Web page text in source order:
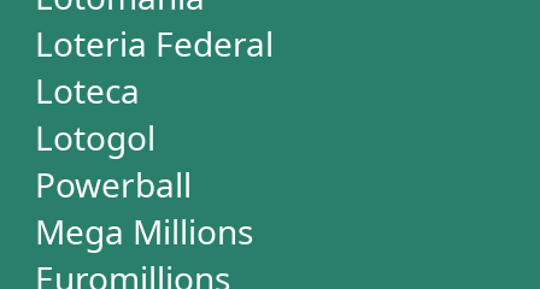
Super Sete
Timemania
Dupla-Sena
Lotomania
Powerball
Mega Millions
Euromillions